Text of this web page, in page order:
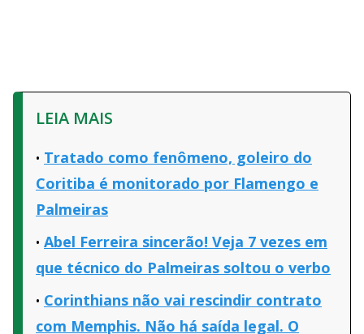
LEIA MAIS
Tratado como fenômeno, goleiro do
Coritiba é monitorado por Flamengo e
Palmeiras
Abel Ferreira sincerão! Veja 7 vezes em
que técnico do Palmeiras soltou o verbo
Corinthians não vai rescindir contrato
com Memphis. Não há saída legal. O